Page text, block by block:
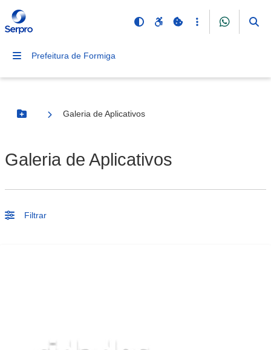
Prefeitura de Formiga
Botão Menu
Galeria de Aplicativos
Galeria de Aplicativos
Filtrar